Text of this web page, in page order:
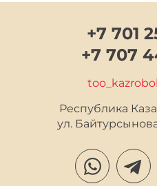
+7 701
+7 707
Республика
ул.